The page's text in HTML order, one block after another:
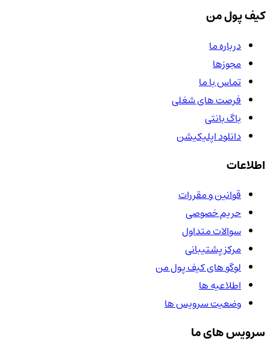
کیف پول من
درباره ما
مجوزها
تماس با ما
فرصت های شغلی
باگ بانتی
دانلود اپلیکیشن
اطلاعات
قوانین و مقررات
حریم خصوصی
سوالات متداول
مرکز پشتیبانی
لوگو های کیف پول من
اطلاعیه ها
وضعیت سرویس ها
سرویس های ما